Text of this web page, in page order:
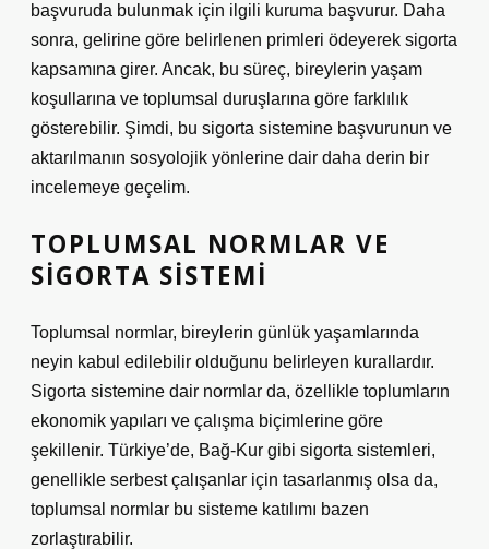
başvuruda bulunmak için ilgili kuruma başvurur. Daha
sonra, gelirine göre belirlenen primleri ödeyerek sigorta
kapsamına girer. Ancak, bu süreç, bireylerin yaşam
koşullarına ve toplumsal duruşlarına göre farklılık
gösterebilir. Şimdi, bu sigorta sistemine başvurunun ve
aktarılmanın sosyolojik yönlerine dair daha derin bir
incelemeye geçelim.
TOPLUMSAL NORMLAR VE
SIGORTA SISTEMI
Toplumsal normlar, bireylerin günlük yaşamlarında
neyin kabul edilebilir olduğunu belirleyen kurallardır.
Sigorta sistemine dair normlar da, özellikle toplumların
ekonomik yapıları ve çalışma biçimlerine göre
şekillenir. Türkiye’de, Bağ-Kur gibi sigorta sistemleri,
genellikle serbest çalışanlar için tasarlanmış olsa da,
toplumsal normlar bu sisteme katılımı bazen
zorlaştırabilir.